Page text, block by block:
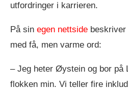
utfordringer i karrieren.
På sin egen nettside
med få, men varme ord:
– Jeg heter Øystein og bor på
flokken min. Vi teller fire